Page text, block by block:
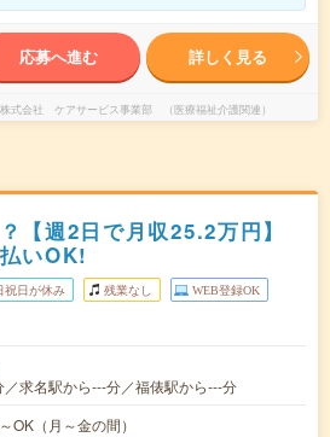
応募へ進む 詳しく見る
式会社 ケアサービス事業部 （医療福祉介護関連）
【週2日で月収25.2万円】
いOK!
祝日が休み 残業なし WEB登録OK
求名駅から---分／福俵駅から---分
OK（月～金の間）